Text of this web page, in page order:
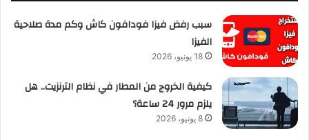
سبب رفض فيزا فودافون كاش وكم مدة صلاحية
الفيزا
18 يونيو، 2026
كيفية الخروج من المطار في نظام الترنزيت.. هل
يلزم مرور 24 ساعة؟
8 يونيو، 2026